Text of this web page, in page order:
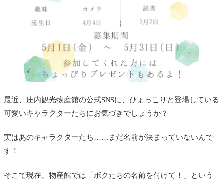
最近、庄内観光物産館の公式SNSに、ひょっこりと登場している
可愛いキャラクターたちにお気づきでしょうか？
実はあのキャラクターたち……まだ名前が決まっていないんで
す！
そこで現在、物産館では「ボクたちの名前を付けて！」という